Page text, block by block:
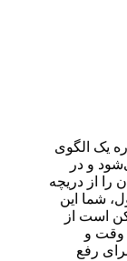
یک الگوی
و در
را از دریچه
شما این
است از
وقت و
رفع